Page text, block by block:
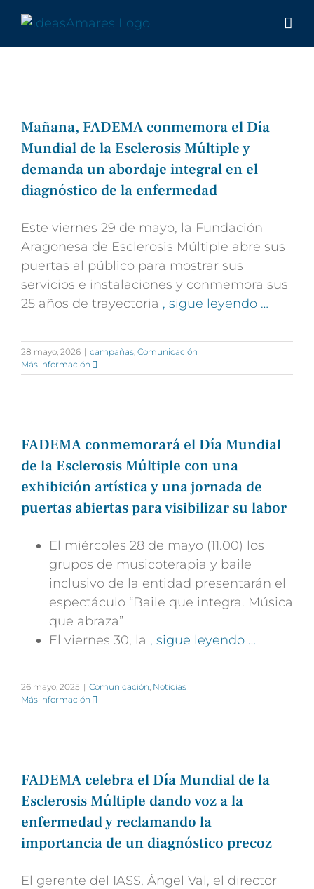
contenido
Mañana, FADEMA conmemora el Día
Mundial de la Esclerosis Múltiple y
demanda un abordaje integral en el
diagnóstico de la enfermedad
Este viernes 29 de mayo, la Fundación
Aragonesa de Esclerosis Múltiple abre sus
puertas al público para mostrar sus
servicios e instalaciones y conmemora sus
25 años de trayectoria , sigue leyendo …
28 mayo, 2026 | campañas, Comunicación
Más información
FADEMA conmemorará el Día Mundial
de la Esclerosis Múltiple con una
exhibición artística y una jornada de
puertas abiertas para visibilizar su labor
El miércoles 28 de mayo (11.00) los
grupos de musicoterapia y baile
inclusivo de la entidad presentarán el
espectáculo “Baile que integra. Música
que abraza”
El viernes 30, la , sigue leyendo …
26 mayo, 2025 | Comunicación, Noticias
Más información
FADEMA celebra el Día Mundial de la
Esclerosis Múltiple dando voz a la
enfermedad y reclamando la
importancia de un diagnóstico precoz
El gerente del IASS, Ángel Val, el director